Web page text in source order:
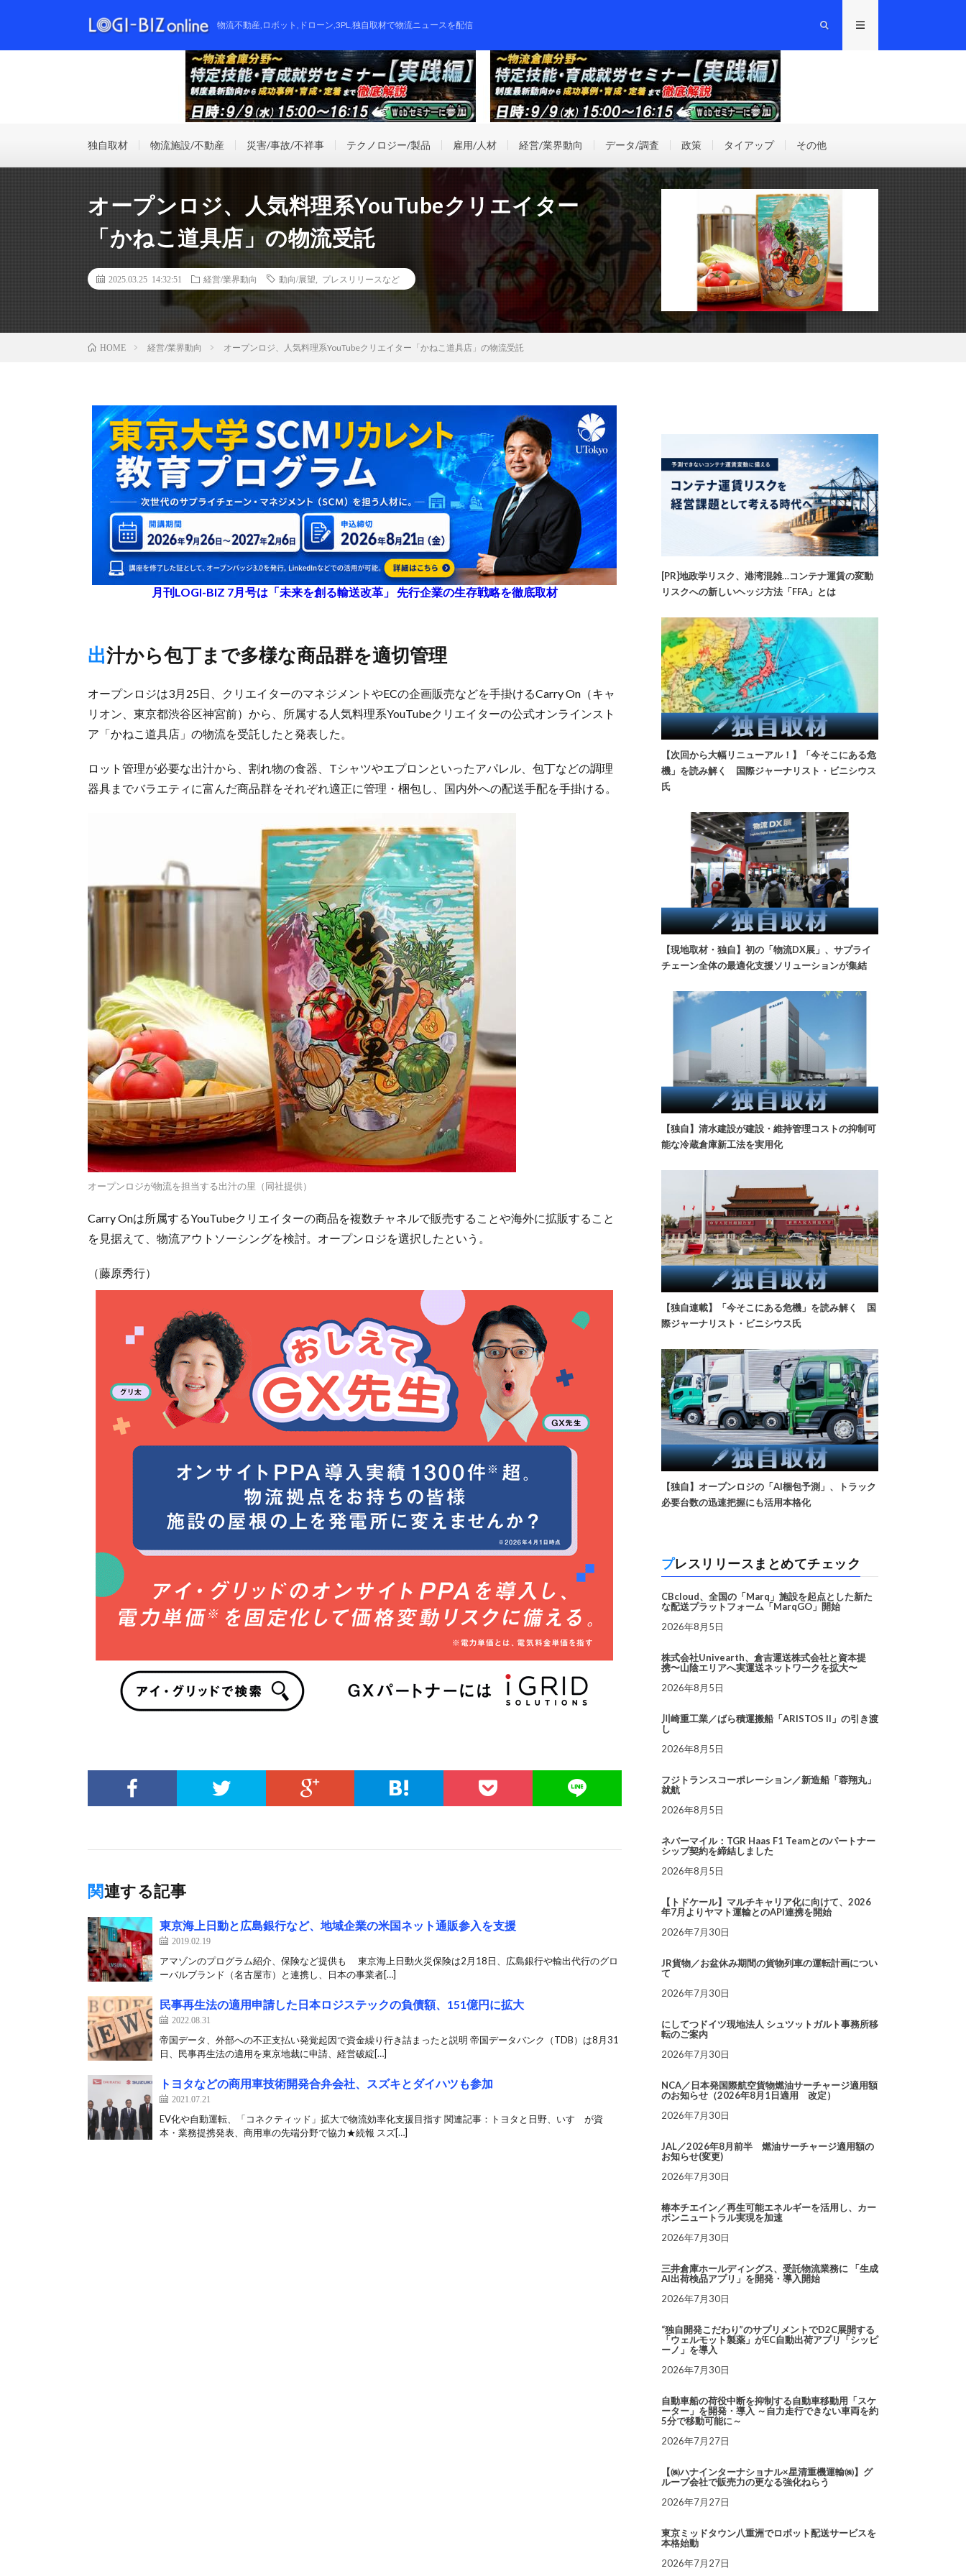
物流不動産,ロボット,ドローン,3PL,独自取材で物流ニュースを配信
独自取材 物流施設/不動産 災害/事故/不祥事 テクノロジー/製品 雇用/人材 経営/業界動向 データ/調査 政策 タイアップ その他
オープンロジ、人気料理系YouTubeクリエイター
「かねこ道具店」の物流受託
2025.03.25 14:32:51 経営/業界動向 動向/展望 プレスリリースなど
HOME 経営/業界動向 オープンロジ、人気料理系YouTubeクリエイター「かねこ道具店」の物流受託
月刊LOGI-BIZ 7月号は「未来を創る輸送改革」 先行企業の生存戦略を徹底取材
出汁から包丁まで多様な商品群を適切管理
オープンロジは3月25日、クリエイターのマネジメントやECの企画販売などを手掛けるCarry On（キャ
リオン、東京都渋谷区神宮前）から、所属する人気料理系YouTubeクリエイターの公式オンラインスト
ア「かねこ道具店」の物流を受託したと発表した。
ロット管理が必要な出汁から、割れ物の食器、Tシャツやエプロンといったアパレル、包丁などの調理
器具までバラエティに富んだ商品群をそれぞれ適正に管理・梱包し、国内外への配送手配を手掛ける。
オープンロジが物流を担当する出汁の里（同社提供）
Carry Onは所属するYouTubeクリエイターの商品を複数チャネルで販売することや海外に拡販すること
を見据えて、物流アウトソーシングを検討。オープンロジを選択したという。
（藤原秀行）
関連する記事
東京海上日動と広島銀行など、地域企業の米国ネット通販参入を支援
2019.02.19
アマゾンのプログラム紹介、保険など提供も 東京海上日動火災保険は2月18日、広島銀行や輸出代行のグロ
ーバルブランド（名古屋市）と連携し、日本の事業者[…]
民事再生法の適用申請した日本ロジステックの負債額、151億円に拡大
2022.08.31
帝国データ、外部への不正支払い発覚起因で資金繰り行き詰まったと説明 帝国データバンク（TDB）は8月31
日、民事再生法の適用を東京地裁に申請、経営破綻[…]
トヨタなどの商用車技術開発合弁会社、スズキとダイハツも参加
2021.07.21
EV化や自動運転、「コネクティッド」拡大で物流効率化支援目指す 関連記事：トヨタと日野、いすゞが資
本・業務提携発表、商用車の先端分野で協力★続報 スズ[…]
[PR]地政学リスク、港湾混雑…コンテナ運賃の変動
リスクへの新しいヘッジ方法「FFA」とは
【次回から大幅リニューアル！】「今そこにある危
機」を読み解く 国際ジャーナリスト・ビニシウス
氏
【現地取材・独自】初の「物流DX展」、サプライ
チェーン全体の最適化支援ソリューションが集結
【独自】清水建設が建設・維持管理コストの抑制可
能な冷蔵倉庫新工法を実用化
【独自連載】「今そこにある危機」を読み解く 国
際ジャーナリスト・ビニシウス氏
【独自】オープンロジの「AI梱包予測」、トラック
必要台数の迅速把握にも活用本格化
プレスリリースまとめてチェック
CBcloud、全国の「Marq」施設を起点とした新た
な配送プラットフォーム「MarqGO」開始
2026年8月5日
株式会社Univearth、倉吉運送株式会社と資本提
携〜山陰エリアへ実運送ネットワークを拡大〜
2026年8月5日
川崎重工業／ばら積運搬船「ARISTOS II」の引き渡
し
2026年8月5日
フジトランスコーポレーション／新造船「蓉翔丸」
就航
2026年8月5日
ネバーマイル：TGR Haas F1 Teamとのパートナー
シップ契約を締結しました
2026年8月5日
【トドケール】マルチキャリア化に向けて、2026
年7月よりヤマト運輸とのAPI連携を開始
2026年7月30日
JR貨物／お盆休み期間の貨物列車の運転計画につい
て
2026年7月30日
にしてつドイツ現地法人 シュツットガルト事務所移
転のご案内
2026年7月30日
NCA／日本発国際航空貨物燃油サーチャージ適用額
のお知らせ（2026年8月1日適用 改定）
2026年7月30日
JAL／2026年8月前半 燃油サーチャージ適用額の
お知らせ(変更)
2026年7月30日
椿本チエイン／再生可能エネルギーを活用し、カー
ボンニュートラル実現を加速
2026年7月30日
三井倉庫ホールディングス、受託物流業務に 「生成
AI出荷検品アプリ」を開発・導入開始
2026年7月30日
“独自開発こだわり”のサプリメントでD2C展開する
「ウェルモット製薬」がEC自動出荷アプリ「シッピ
ーノ」を導入
2026年7月30日
自動車船の荷役中断を抑制する自動車移動用「スケ
ーター」を開発・導入 ～自力走行できない車両を約
5分で移動可能に～
2026年7月27日
【㈱ハナインターナショナル×星清重機運輸㈱】グ
ループ会社で販売力の更なる強化ねらう
2026年7月27日
東京ミッドタウン八重洲でロボット配送サービスを
本格始動
2026年7月27日